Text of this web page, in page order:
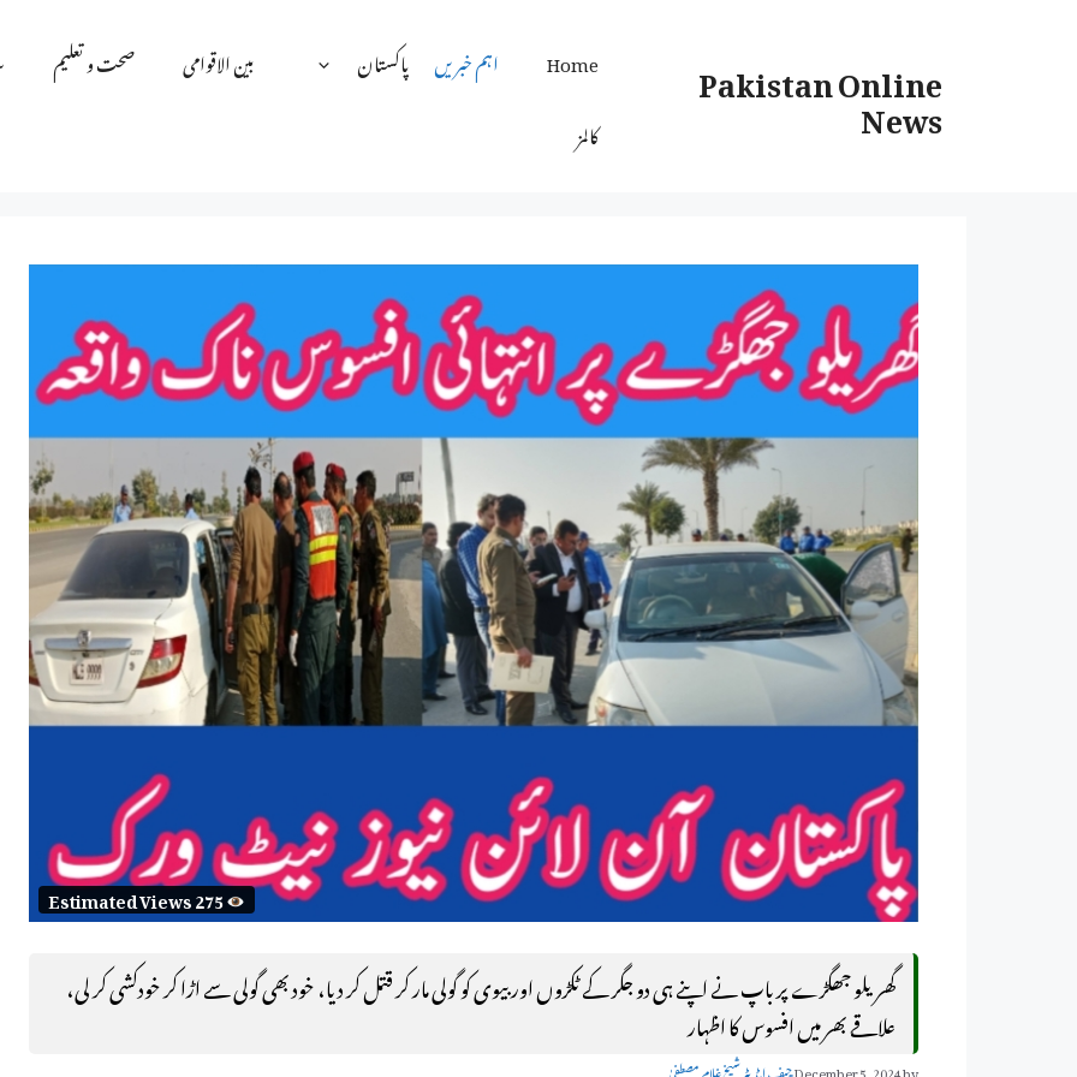
Pakistan Online
News
Home اہم خبریں پاکستان بین الاقوامی صحت و تعلیم
کالمز
Estimated Views 275
گھریلو جھگڑے پر باپ نے اپنے ہی دو جگر کے ٹکڑوں اور بیوی کو گولی مار کر قتل کر دیا، خود بھی گولی سے اڑا کر خودکشی کر لی،
علاقے بھر میں افسوس کا اظہار